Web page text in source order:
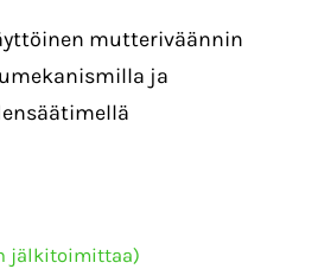
mutteriväännin
ja
jälkitoimittaa)